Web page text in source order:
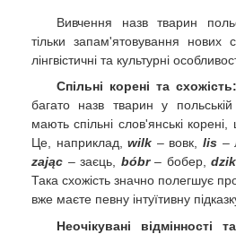
Вивчення назв тварин
тільки запам'ятовування
лінгвістичні та культурні
Спільні корені та схожість:
багато назв тварин у
мають спільні слов'янські
Це, наприклад,wilk – вовк,lis –
zając – заєць, bóbr– бобер, dzik
Така схожість значно полегшує
вже маєте певну інтуїтивну
Неочікувані відмінності